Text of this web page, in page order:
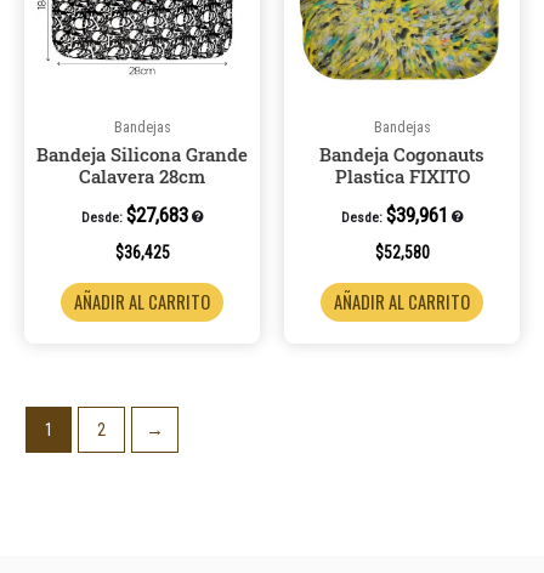
Bandejas
Bandeja Silicona Grande
Calavera 28cm
Desde: $27,683
$36,425
AÑADIR AL CARRITO
Bandejas
Bandeja Cogonauts
Plastica FIXITO
Desde: $39,961
$52,580
AÑADIR AL CARRITO
1 2 →